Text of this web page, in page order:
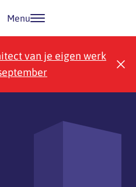
Menu
van je eigen werk